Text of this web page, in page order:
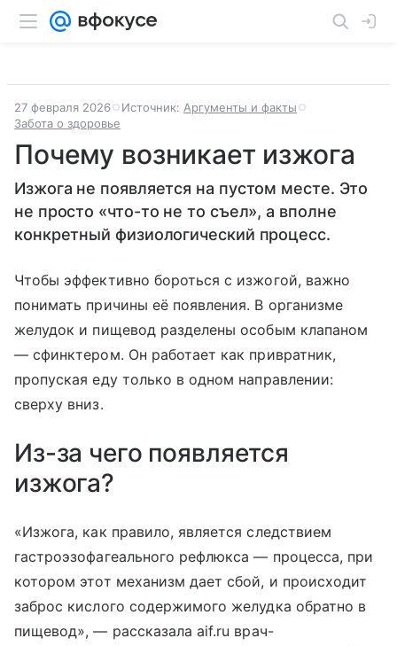
27 февраля 2026 Источник: Аргументы и факты
Забота о здоровье
Почему возникает изжога
Изжога не появляется на пустом месте. Это
не просто «что-то не то съел», а вполне
конкретный физиологический процесс.
Чтобы эффективно бороться с изжогой, важно
понимать причины её появления. В организме
желудок и пищевод разделены особым клапаном
— сфинктером. Он работает как привратник,
пропуская еду только в одном направлении:
сверху вниз.
Из-за чего появляется
изжога?
«Изжога, как правило, является следствием
гастроэзофагеального рефлюкса — процесса, при
котором этот механизм дает сбой, и происходит
заброс кислого содержимого желудка обратно в
пищевод», — рассказала aif.ru врач-